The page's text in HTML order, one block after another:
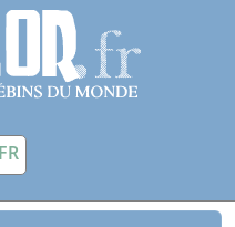
تجاوز إلى المحتوى الرئيسي
FR
لوحة إدارة ملفات تعريف الارتباط